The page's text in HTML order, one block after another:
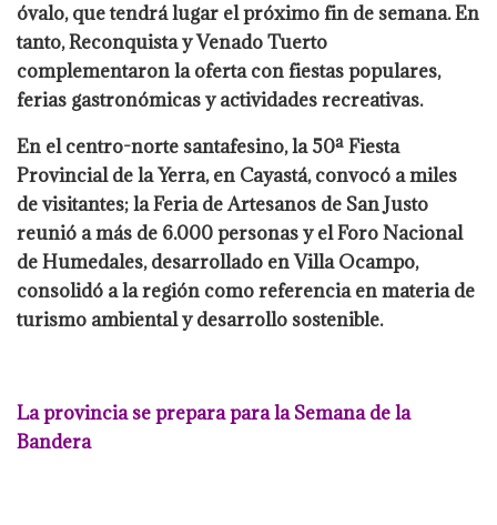
óvalo, que tendrá lugar el próximo fin de semana. En
tanto, Reconquista y Venado Tuerto
complementaron la oferta con fiestas populares,
ferias gastronómicas y actividades recreativas.
En el centro-norte santafesino, la 50ª Fiesta
Provincial de la Yerra, en Cayastá, convocó a miles
de visitantes; la Feria de Artesanos de San Justo
reunió a más de 6.000 personas y el Foro Nacional
de Humedales, desarrollado en Villa Ocampo,
consolidó a la región como referencia en materia de
turismo ambiental y desarrollo sostenible.
La provincia se prepara para la Semana de la
Bandera